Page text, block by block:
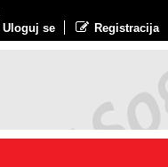
Uloguj se
Registracija